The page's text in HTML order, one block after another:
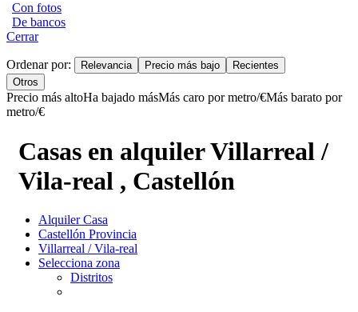
Con fotos
De bancos
Cerrar
Ordenar por: Relevancia Precio más bajo
Recientes
Otros
Precio más altoHa bajado másMás caro por metro/€Más barato por
metro/€
Casas en alquiler Villarreal /
Vila-real , Castellón
Alquiler Casa
Castellón Provincia
Villarreal / Vila-real
Selecciona zona
Distritos